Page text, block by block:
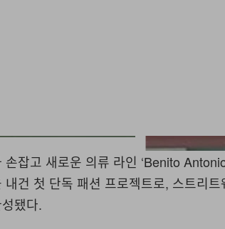
손잡고 새로운 의류 라인 ‘Benito
내건 첫 단독 패션 프로젝트로, 스트리
됐다.